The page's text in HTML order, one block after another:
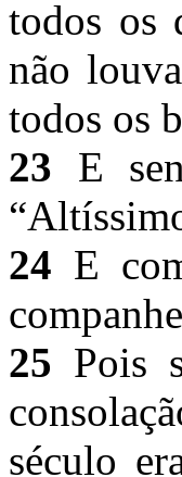
todos os
não
todos os
23 E
24 E
25 Pois
século